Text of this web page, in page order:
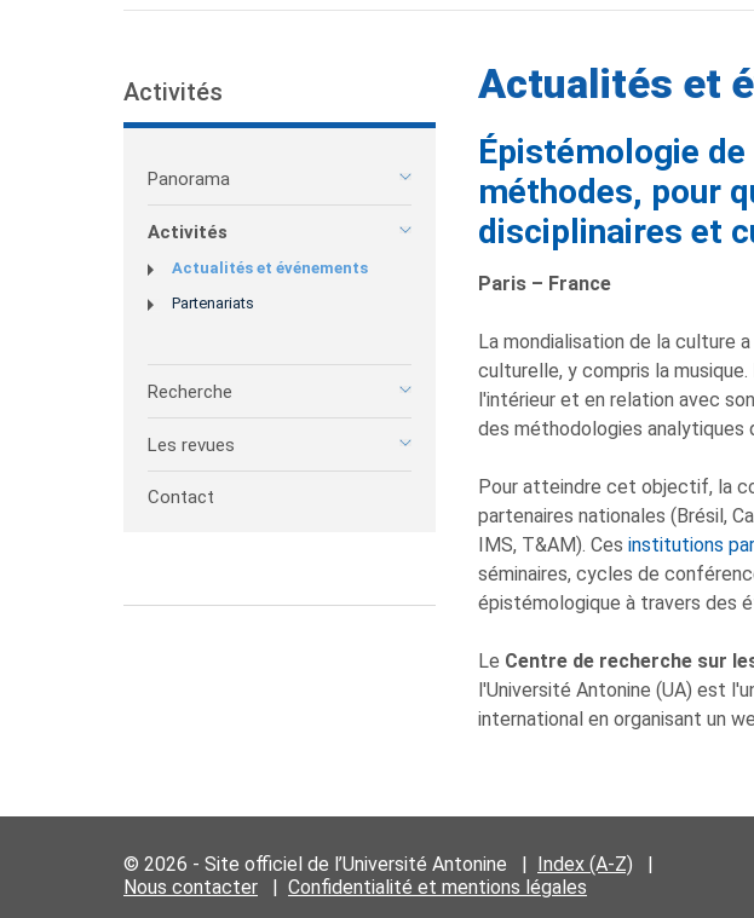
Activités
Panorama
Activités
Actualités et événements
Partenariats
Recherche
Les revues
Contact
Actualités et
Épistémologie
méthodes, pour
disciplinaires et
Paris – France
La mondialisation de la culture
culturelle, y compris la
l'intérieur et en relation avec
des méthodologies analytiques
Pour atteindre cet objectif, la
partenaires nationales (Brésil,
IMS, T&AM). Ces institutions
séminaires, cycles de
épistémologique à travers des
Le Centre de recherche sur
l'Université Antonine (UA) est
international en organisant un
© 2026 - Site officiel de l’Université Antonine | Index (A-Z) |
Nous contacter | Confidentialité et mentions légales